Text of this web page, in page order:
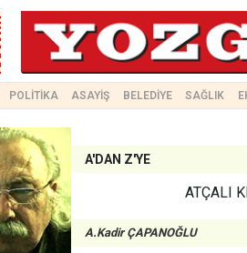
POLİTİKA ASAYİŞ BELEDİYE SAĞLIK
A'DAN Z'YE
ATÇALI
A.Kadir ÇAPANOĞLU